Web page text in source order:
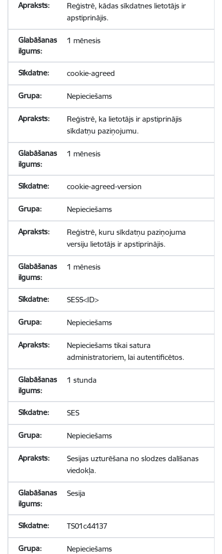
Reģistrē, kādas sīkdatnes lietotājs ir
apstiprinājis.
1 mēnesis
cookie-agreed
Nepieciešams
Reģistrē, ka lietotājs ir apstiprinājis
sīkdatņu paziņojumu.
1 mēnesis
cookie-agreed-version
Nepieciešams
Reģistrē, kuru sīkdatņu paziņojuma
versiju lietotājs ir apstiprinājis.
1 mēnesis
SESS<ID>
Nepieciešams
Nepieciešams tikai satura
administratoriem, lai autentificētos.
1 stunda
SES
Nepieciešams
Sesijas uzturēšana no slodzes dalīšanas
viedokļa.
Sesija
TS01c44137
Nepieciešams